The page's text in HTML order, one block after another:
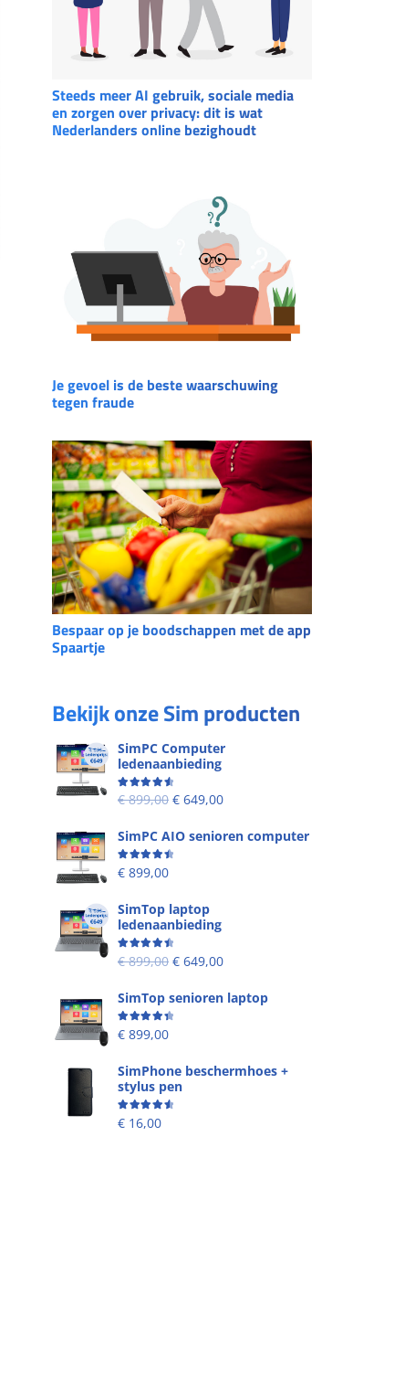
Steeds meer AI gebruik, sociale media
en zorgen over privacy: dit is wat
Nederlanders online bezighoudt
Je gevoel is de beste waarschuwing
tegen fraude
Bespaar op je boodschappen met de app
Spaartje
Bekijk onze Sim producten
SimPC Computer
ledenaanbieding
Beoordeling 4.60uit 5
€899,00 € 649,00
SimPC AIO senioren computer
Beoordeling
€ 899,00
SimTop laptop
ledenaanbieding
Beoordeling 4.53uit 5
€899,00 € 649,00
SimTop senioren laptop
Beoordeling
€ 899,00
SimPhone beschermhoes +
stylus pen
Beoordeling
€ 16,00